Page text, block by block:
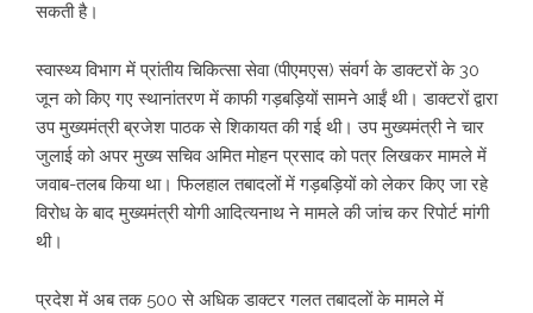
सकती है।
स्वास्थ्य विभाग में प्रांतीय चिकित्सा सेवा (पीएमएस) संवर्ग के डाक्टरों के 30
जून को किए गए स्थानांतरण में काफी गड़बड़‍ियों सामने आईं थी। डाक्टरों द्वारा
उप मुख्यमंत्री ब्रजेश पाठक से शिकायत की गई थी। उप मुख्यमंत्री ने चार
जुलाई को अपर मुख्य सचिव अमित मोहन प्रसाद को पत्र लिखकर मामले में
जवाब-तलब किया था। फिलहाल तबादलों में गड़बड़‍ियों को लेकर किए जा रहे
विरोध के बाद मुख्यमंत्री योगी आदित्यनाथ ने मामले की जांच कर रिपोर्ट मांगी
थी।
प्रदेश में अब तक 500 से अध‍िक डाक्‍टर गलत तबादलों के मामले में